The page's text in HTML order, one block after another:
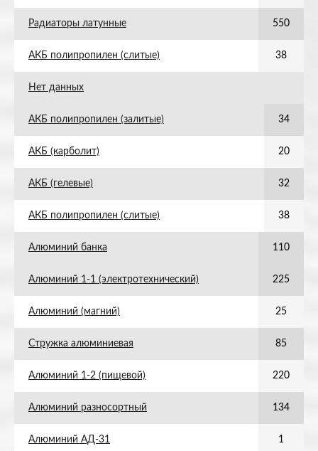
Радиаторы латунные 550
АКБ полипропилен (слитые) 38
Нет данных
АКБ полипропилен (залитые) 34
АКБ (карболит) 20
АКБ (гелевые) 32
АКБ полипропилен (слитые) 38
Алюминий банка 110
Алюминий 1-1 (электротехнический) 225
Алюминий (магний) 25
Стружка алюминиевая 85
Алюминий 1-2 (пищевой) 220
Алюминий разносортный 134
Алюминий АД-31 1